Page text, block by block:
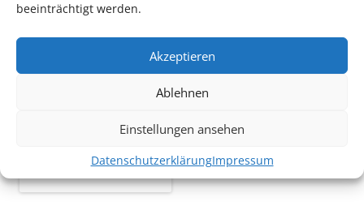
beeinträchtigt werden.
Akzeptieren
Ablehnen
Einstellungen ansehen
DatenschutzerklärungImpressum